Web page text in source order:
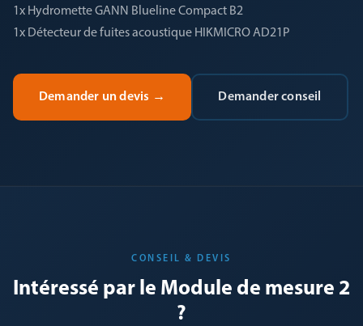
1x Hydromette GANN Blueline Compact B2
1x Détecteur de fuites acoustique HIKMICRO AD21P
Demander un devis → Demander conseil
CONSEIL & DEVIS
Intéressé par le Module de mesure 2
?